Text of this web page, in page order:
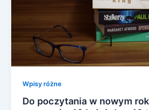
Wpisy różne
Do poczytania w nowym